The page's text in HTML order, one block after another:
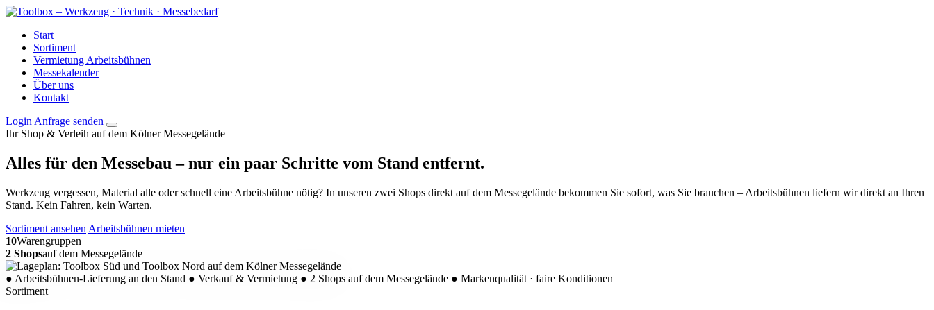
Start
Sortiment
Vermietung Arbeitsbühnen
Messekalender
Über uns
Kontakt
Login Anfrage senden
Ihr Shop & Verleih auf dem Kölner Messegelände
Alles für den Messebau –nur ein paar Schritte vom Stand entfernt.
Werkzeug vergessen, Material alle oder schnell eine Arbeitsbühne nötig? In unseren zwei Shops direkt auf dem Messegelände bekommen Sie sofort, was Sie brauchen – Arbeitsbühnen liefern wir direkt an Ihren
Stand. Kein Fahren, kein Warten.
Sortiment ansehen Arbeitsbühnen mieten
10Warengruppen
2 Shopsauf dem Messegelände
● Arbeitsbühnen-Lieferung an den Stand ● Verkauf & Vermietung ● 2 Shops auf dem Messegelände ● Markenqualität · faire Konditionen
Sortiment